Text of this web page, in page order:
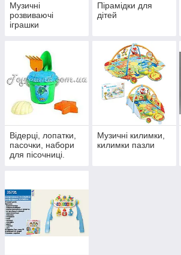
Музичні
розвиваючі
іграшки
Пірамідки для
дітей
Відерці, лопатки,
пасочки, набори
для пісочниці.
Музичні килимки,
килимки пазли